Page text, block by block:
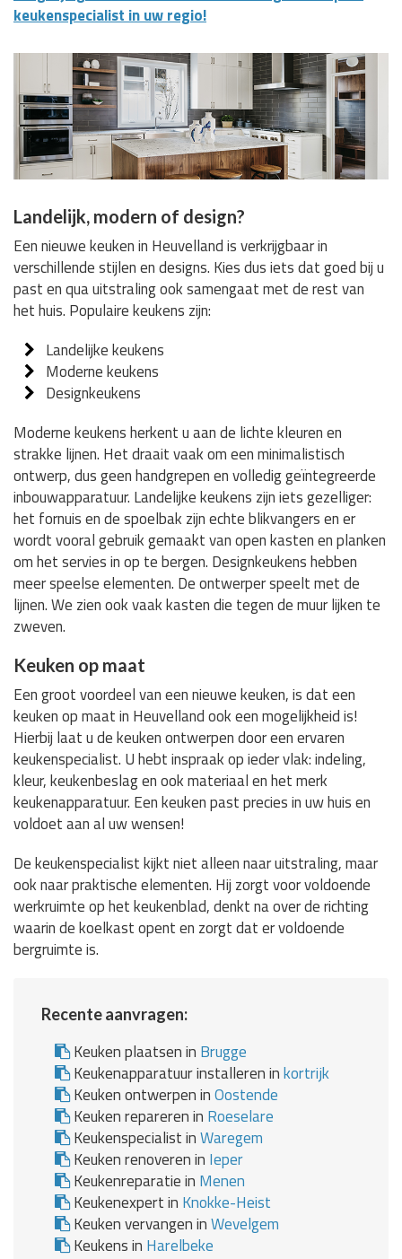
keukenspecialist in uw regio!
Landelijk, modern of design?
Een nieuwe keuken in Heuvelland is verkrijgbaar in
verschillende stijlen en designs. Kies dus iets dat goed bij u
past en qua uitstraling ook samengaat met de rest van
het huis. Populaire keukens zijn:
Landelijke keukens
Moderne keukens
Designkeukens
Moderne keukens herkent u aan de lichte kleuren en
strakke lijnen. Het draait vaak om een minimalistisch
ontwerp, dus geen handgrepen en volledig geïntegreerde
inbouwapparatuur. Landelijke keukens zijn iets gezelliger:
het fornuis en de spoelbak zijn echte blikvangers en er
wordt vooral gebruik gemaakt van open kasten en planken
om het servies in op te bergen. Designkeukens hebben
meer speelse elementen. De ontwerper speelt met de
lijnen. We zien ook vaak kasten die tegen de muur lijken te
zweven.
Keuken op maat
Een groot voordeel van een nieuwe keuken, is dat een
keuken op maat in Heuvelland ook een mogelijkheid is!
Hierbij laat u de keuken ontwerpen door een ervaren
keukenspecialist. U hebt inspraak op ieder vlak: indeling,
kleur, keukenbeslag en ook materiaal en het merk
keukenapparatuur. Een keuken past precies in uw huis en
voldoet aan al uw wensen!
De keukenspecialist kijkt niet alleen naar uitstraling, maar
ook naar praktische elementen. Hij zorgt voor voldoende
werkruimte op het keukenblad, denkt na over de richting
waarin de koelkast opent en zorgt dat er voldoende
bergruimte is.
Recente aanvragen:
Keuken plaatsen in Brugge
Keukenapparatuur installeren inkortrijk
Keuken ontwerpen inOostende
Keuken repareren in Roeselare
Keukenspecialist inWaregem
Keuken renoveren in Ieper
Keukenreparatie in Menen
Keukenexpert in Knokke-Heist
Keuken vervangen inWevelgem
Keukens in Harelbeke